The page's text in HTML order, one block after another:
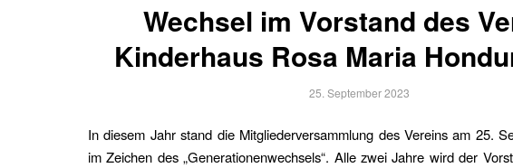
Wechsel im Vorstand des
Kinderhaus Rosa Maria
25. September 2023
In diesem Jahr stand die Mitgliederversammlung des Vereins am 25.
im Zeichen des „Generationenwechsels“. Alle zwei Jahre wird der